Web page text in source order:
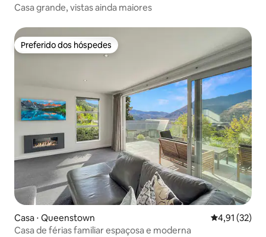
Casa grande, vistas ainda maiores
Preferido dos hóspedes
Preferido dos hóspedes
Casa ⋅ Queenstown 4,91 de uma
4,91 (32)
Casa de férias familiar espaçosa e moderna